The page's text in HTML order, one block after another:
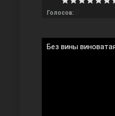
Голосов:
Без вины